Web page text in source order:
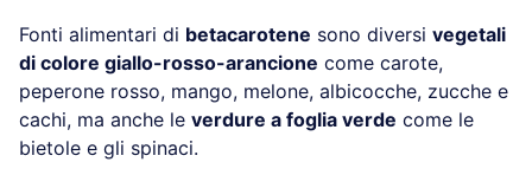
Fonti alimentari di betacarotene sono diversi vegetali
di colore giallo-rosso-arancione come carote,
peperone rosso, mango, melone, albicocche, zucche e
cachi, ma anche le verdure a foglia verde come le
bietole e gli spinaci.